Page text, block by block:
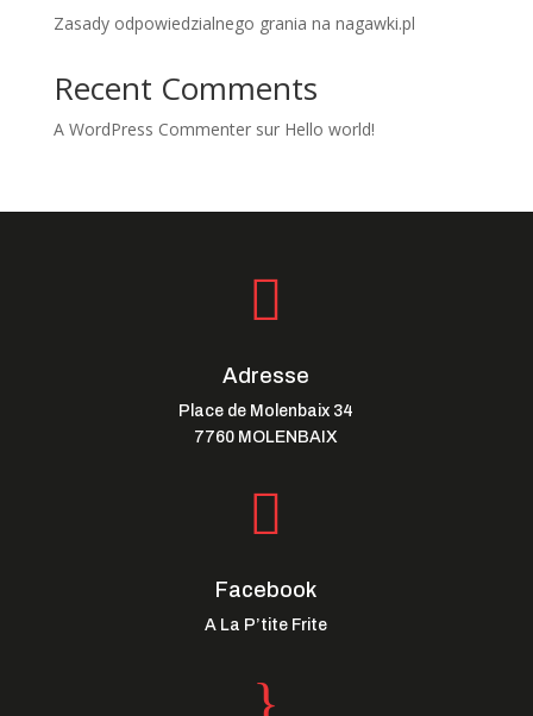
Zasady odpowiedzialnego grania na nagawki.pl
Recent Comments
A WordPress Commentersur Hello world!

Adresse
Place de Molenbaix 34
7760 MOLENBAIX

Facebook
A La P’tite Frite
}